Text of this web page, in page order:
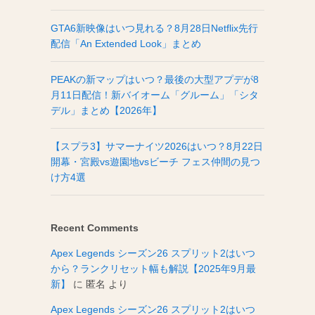
GTA6新映像はいつ見れる？8月28日Netflix先行
配信「An Extended Look」まとめ
PEAKの新マップはいつ？最後の大型アプデが8
月11日配信！新バイオーム「グルーム」「シタ
デル」まとめ【2026年】
【スプラ3】サマーナイツ2026はいつ？8月22日
開幕・宮殿vs遊園地vsビーチ フェス仲間の見つ
け方4選
Recent Comments
Apex Legends シーズン26 スプリット2はいつ
から？ランクリセット幅も解説【2025年9月最
新】
に 匿名 より
Apex Legends シーズン26 スプリット2はいつ